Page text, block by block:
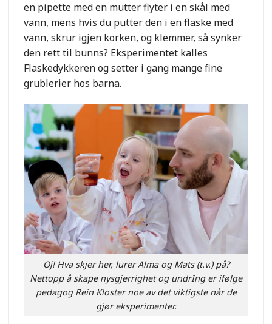
en pipette med en mutter flyter i en skål med
vann, mens hvis du putter den i en flaske med
vann, skrur igjen korken, og klemmer, så synker
den rett til bunns? Eksperimentet kalles
Flaskedykkeren og setter i gang mange fine
grublerier hos barna.
Oj! Hva skjer her, lurer Alma og Mats (t.v.) på?
Nettopp å skape nysgjerrighet og undrIng er ifølge
pedagog Rein Kloster noe av det viktigste når de
gjør eksperimenter.